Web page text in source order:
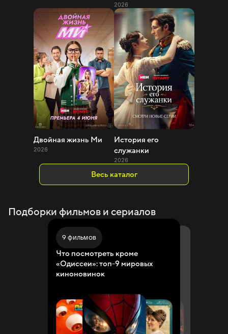
2026
Двойная жизнь Ми
2026
История его
служанки
2026
Весь каталог
Подборки фильмов и сериалов
9 фильмов
Что посмотреть кроме
«Одиссеи»: топ-9 мировых
киноновинок
20 фильмов
Что смотреть в кино: 20
фильмов-новинок августа
15 сериалов
Главные сериалы лета 2026:
самые ожидаемые новинки